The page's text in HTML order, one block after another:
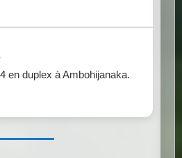
en duplex à Ambohijanaka.